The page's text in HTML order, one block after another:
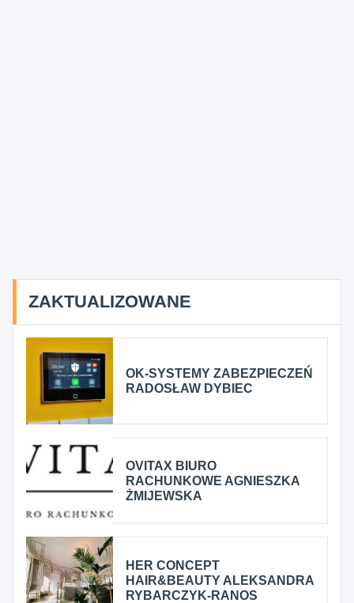
ZAKTUALIZOWANE
OK-SYSTEMY ZABEZPIECZEŃ
RADOSŁAW DYBIEC
OVITAX BIURO
RACHUNKOWE AGNIESZKA
ŻMIJEWSKA
HER CONCEPT
HAIR&BEAUTY ALEKSANDRA
RYBARCZYK-RANOS